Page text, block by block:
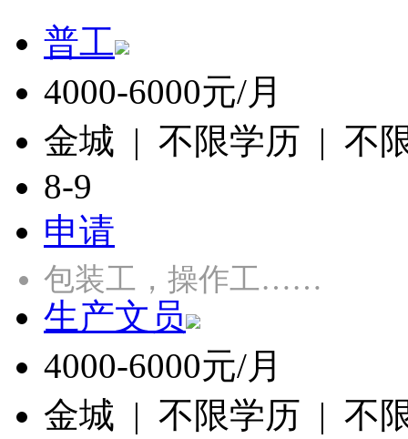
普工
4000-6000元/月
金城 | 不限学历 | 不
8-9
申请
包装工，操作工……
生产文员
4000-6000元/月
金城 | 不限学历 | 不